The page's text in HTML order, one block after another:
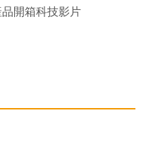
開箱科技影片